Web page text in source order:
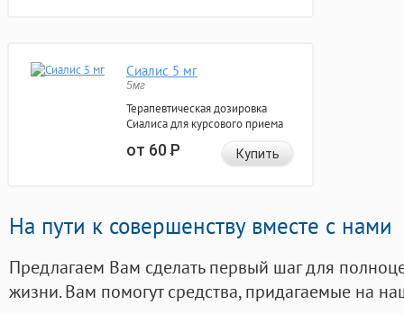
Сиалис 5 мг
5мг
Терапевтическая дозировка
Сиалиса для курсового приема
от 60Р Купить
На пути к совершенству вместе с нами
Предлагаем Вам сделать первый шаг для
жизни. Вам помогут средства, придагаемые на